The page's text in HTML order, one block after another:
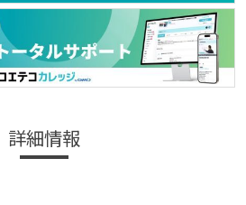
詳細情報